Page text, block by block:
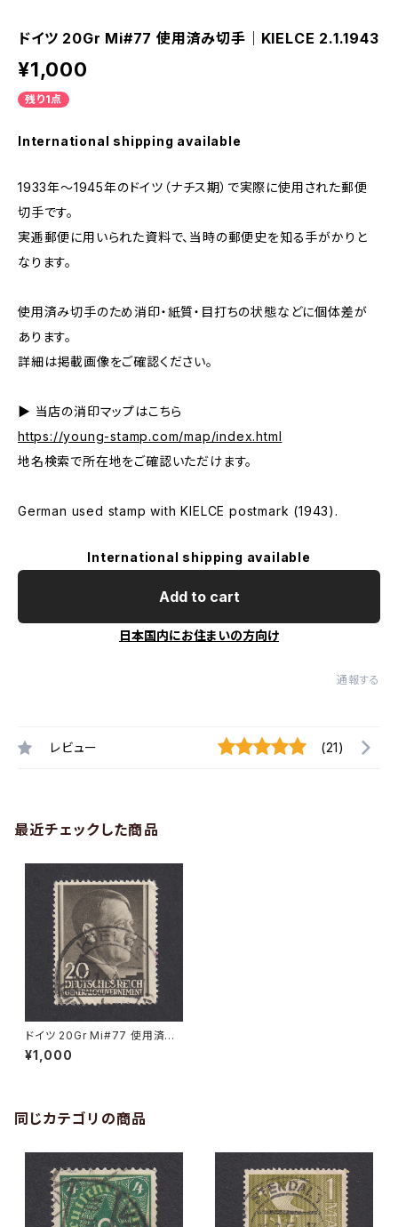
ドイツ 20Gr Mi#77 使用済み切手｜KIELCE 2.1.1943
¥1,000
残り1点
International shipping available
1933年～1945年のドイツ（ナチス期）で実際に使用された郵便
切手です。
実逓郵便に用いられた資料で、当時の郵便史を知る手がかりと
なります。
使用済み切手のため消印・紙質・目打ちの状態などに個体差が
あります。
詳細は掲載画像をご確認ください。
▶ 当店の消印マップはこちら
https://young-stamp.com/map/index.html
地名検索で所在地をご確認いただけます。
German used stamp with KIELCE postmark (1943).
International shipping available
Add to cart
日本国内にお住まいの方向け
通報する
レビュー (21)
最近チェックした商品
ドイツ 20Gr Mi#77 使用済み
切手｜KIELCE 2.1.1943
¥1,000
同じカテゴリの商品